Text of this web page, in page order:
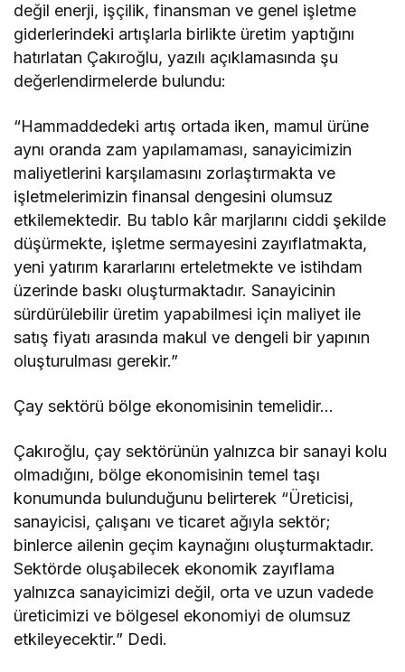
değil enerji, işçilik, finansman ve genel işletme
giderlerindeki artışlarla birlikte üretim yaptığını
hatırlatan Çakıroğlu, yazılı açıklamasında şu
değerlendirmelerde bulundu:
“Hammaddedeki artış ortada iken, mamul ürüne
aynı oranda zam yapılamaması, sanayicimizin
maliyetlerini karşılamasını zorlaştırmakta ve
işletmelerimizin finansal dengesini olumsuz
etkilemektedir. Bu tablo kâr marjlarını ciddi şekilde
düşürmekte, işletme sermayesini zayıflatmakta,
yeni yatırım kararlarını erteletmekte ve istihdam
üzerinde baskı oluşturmaktadır. Sanayicinin
sürdürülebilir üretim yapabilmesi için maliyet ile
satış fiyatı arasında makul ve dengeli bir yapının
oluşturulması gerekir.”
Çay sektörü bölge ekonomisinin temelidir…
Çakıroğlu, çay sektörünün yalnızca bir sanayi kolu
olmadığını, bölge ekonomisinin temel taşı
konumunda bulunduğunu belirterek “Üreticisi,
sanayicisi, çalışanı ve ticaret ağıyla sektör;
binlerce ailenin geçim kaynağını oluşturmaktadır.
Sektörde oluşabilecek ekonomik zayıflama
yalnızca sanayicimizi değil, orta ve uzun vadede
üreticimizi ve bölgesel ekonomiyi de olumsuz
etkileyecektir.” Dedi.